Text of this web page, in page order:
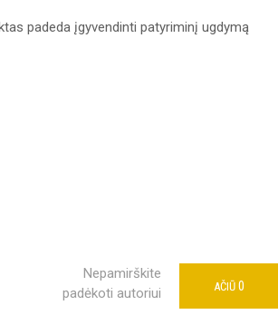
padeda įgyvendinti patyriminį ugdymą
Nepamirškite
padėkoti autoriui
AČIŪ 0